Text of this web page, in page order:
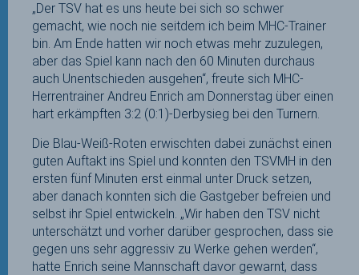
„Der TSV hat es uns heute bei sich so schwer
gemacht, wie noch nie seitdem ich beim MHC-Trainer
bin. Am Ende hatten wir noch etwas mehr zuzulegen,
aber das Spiel kann nach den 60 Minuten durchaus
auch Unentschieden ausgehen“, freute sich MHC-
Herrentrainer Andreu Enrich am Donnerstag über einen
hart erkämpften 3:2 (0:1)-Derbysieg bei den Turnern.
Die Blau-Weiß-Roten erwischten dabei zunächst einen
guten Auftakt ins Spiel und konnten den TSVMH in den
ersten fünf Minuten erst einmal unter Druck setzen,
aber danach konnten sich die Gastgeber befreien und
selbst ihr Spiel entwickeln. „Wir haben den TSV nicht
unterschätzt und vorher darüber gesprochen, dass sie
gegen uns sehr aggressiv zu Werke gehen werden“,
hatte Enrich seine Mannschaft davor gewarnt, dass